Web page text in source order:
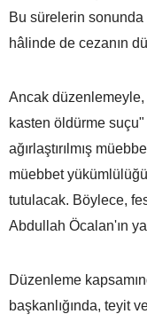
Bu sürelerin
hâlinde de cezanın
Ancak
kasten öldürme
ağırlaştırılmış
müebbet
tutulacak. Böylece,
Abdullah Öcalan'ın
Düzenleme
başkanlığında, teyit